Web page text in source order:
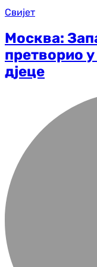
Свијет
Москва:
претворио
дјеце